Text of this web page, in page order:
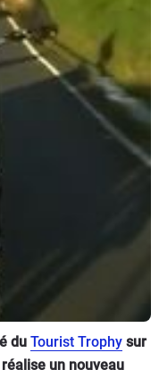
du Tourist Trophy sur
un nouveau